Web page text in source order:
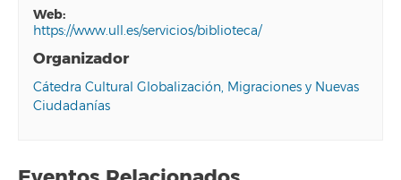
web:
https://www.ull.es/servicios/biblioteca/
Organizador
Cátedra Cultural Globalización, Migraciones y Nuevas
Ciudadanías